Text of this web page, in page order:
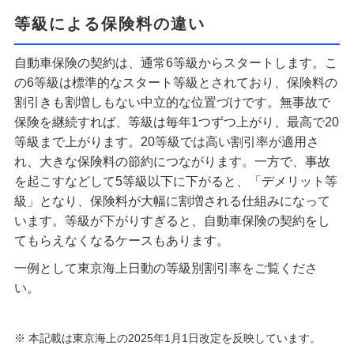
等級による保険料の違い
自動車保険の契約は、通常6等級からスタートします。こ
の6等級は標準的なスタート等級とされており、保険料の
割引きも割増しもない中立的な位置づけです。無事故で
保険を継続すれば、等級は毎年1つずつ上がり、最高で20
等級まで上がります。20等級では高い割引率が適用さ
れ、大きな保険料の節約につながります。一方で、事故
を起こすなどして5等級以下に下がると、「デメリット等
級」となり、保険料が大幅に割増される仕組みになって
います。等級が下がりすぎると、自動車保険の契約をし
てもらえなくなるケースもあります。
一例として東京海上日動の等級別割引率をご覧くださ
い。
※ 本記載は東京海上の2025年1月1日改定を反映しています。